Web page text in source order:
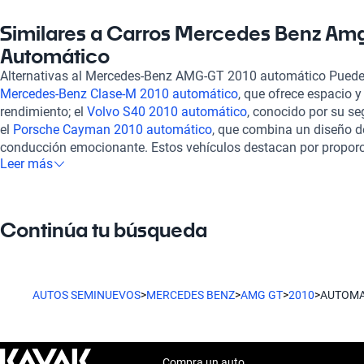
control en diferentes condiciones de manejo. Su interior, lujoso
para ofrecer una experiencia de conducción placentera y
pensado para el deleite del conductor y los pasajeros. Adquirir
2010 Automático a través de Kavak garantiza un proceso de
Todos nuestros vehículos pasan por una inspección rigurosa
asegurar un estado mecánico y estético impecable. Además,
financiamiento flexibles y planes de garantía adaptados a tus
posibilidad de contratar una garantía extendida para mayor
compra es 100% en línea, y contamos con soporte postventa
Similares a Carros Mercedes Benz
Automático
Alternativas al Mercedes-Benz AMG-GT 2010 automático
Mercedes-Benz Clase-M 2010 automático, que ofrece espacio
rendimiento; el Volvo S40 2010 automático, conocido por su
el Porsche Cayman 2010 automático, que combina un diseño
conducción emocionante. Estos vehículos destacan por
potencia y confort, ideales para quienes buscan alternativas
Leer más
Continúa tu búsqueda
AUTOS SEMINUEVOS>MERCEDES BENZ>AMG GT>2010>